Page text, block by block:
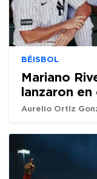
BÉISBOL
Mariano
lanzaron
Aurelio Ortiz